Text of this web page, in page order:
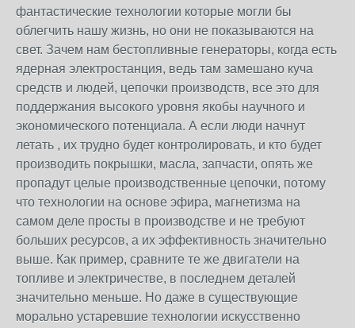
фантастические технологии которые могли бы
облегчить нашу жизнь, но они не показываются на
свет. Зачем нам бестопливные генераторы, когда есть
ядерная электростанция, ведь там замешано куча
средств и людей, цепочки производств, все это для
поддержания высокого уровня якобы научного и
экономического потенциала. А если люди начнут
летать , их трудно будет контролировать, и кто будет
производить покрышки, масла, запчасти, опять же
пропадут целые производственные цепочки, потому
что технологии на основе эфира, магнетизма на
самом деле просты в производстве и не требуют
больших ресурсов, а их эффективность значительно
выше. Как пример, сравните те же двигатели на
топливе и электричестве, в последнем деталей
значительно меньше. Но даже в существующие
морально устаревшие технологии искусственно